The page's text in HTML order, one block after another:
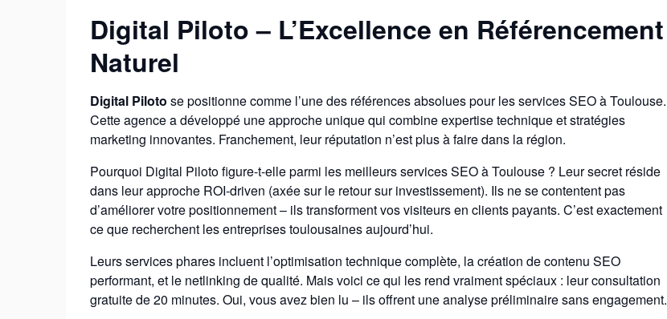
Digital Piloto – L’Excellence en Référencement
Naturel
Digital Piloto se positionne comme l’une des références absolues pour les services SEO à Toulouse.
Cette agence a développé une approche unique qui combine expertise technique et stratégies
marketing innovantes. Franchement, leur réputation n’est plus à faire dans la région.
Pourquoi Digital Piloto figure-t-elle parmi les meilleurs services SEO à Toulouse ? Leur secret réside
dans leur approche ROI-driven (axée sur le retour sur investissement). Ils ne se contentent pas
d’améliorer votre positionnement – ils transforment vos visiteurs en clients payants. C’est exactement
ce que recherchent les entreprises toulousaines aujourd’hui.
Leurs services phares incluent l’optimisation technique complète, la création de contenu SEO
performant, et le netlinking de qualité. Mais voici ce qui les rend vraiment spéciaux : leur consultation
gratuite de 20 minutes. Oui, vous avez bien lu – ils offrent une analyse préliminaire sans engagement.